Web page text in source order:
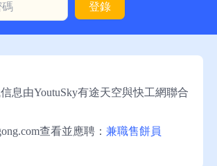
登錄
息由YoutuSky有途天空與快工網聯合
查看並應聘： 兼職售餅員